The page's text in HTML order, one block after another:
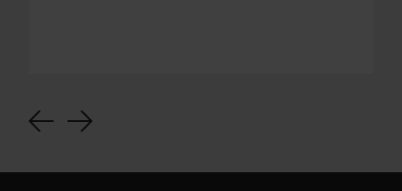
Previous
Next